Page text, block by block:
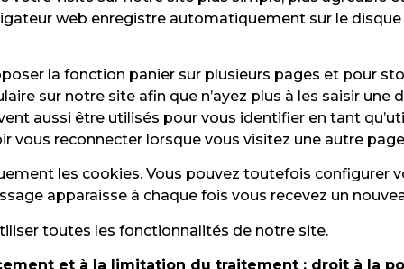
web enregistre automatiquement sur le
la fonction panier sur plusieurs pages et pour
sur notre site afin que n’ayez plus à les saisir une
aussi être utilisés pour vous identifier en tant
vous reconnecter lorsque vous visitez une autre
les cookies. Vous pouvez toutefois configurer
apparaisse à chaque fois vous recevez un
toutes les fonctionnalités de notre site.
et à la limitation du traitement ; droit à la